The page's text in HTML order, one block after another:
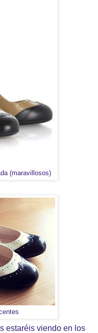
(maravillosos)
estaréis viendo en los